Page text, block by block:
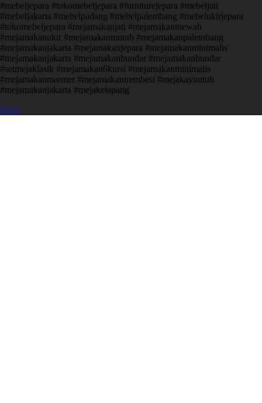
#mebeljepara #tokomebeljepara #furniturejepara #mebeljati
#mebeljakarta #mebelpadang #mebelpalembang #mebelukirjepara
#tokomebeljepara #mejamakanjati #mejamakanmewah
#mejamakanukir #mejamakanmurah #mejamakanpalembang
#mejamakanjakarta #mejamakanjepara #mejamakanminimalis
#mejamakanjakarta #mejamakanbundar #mejamakanbundar
#setmejaklasik #mejamakan6kursi #mejamakanminimalis
#mejamakanmarmer #mejamakantrembesi #mejakayuutuh
#mejamakanjakarta #mejaketapang
Open